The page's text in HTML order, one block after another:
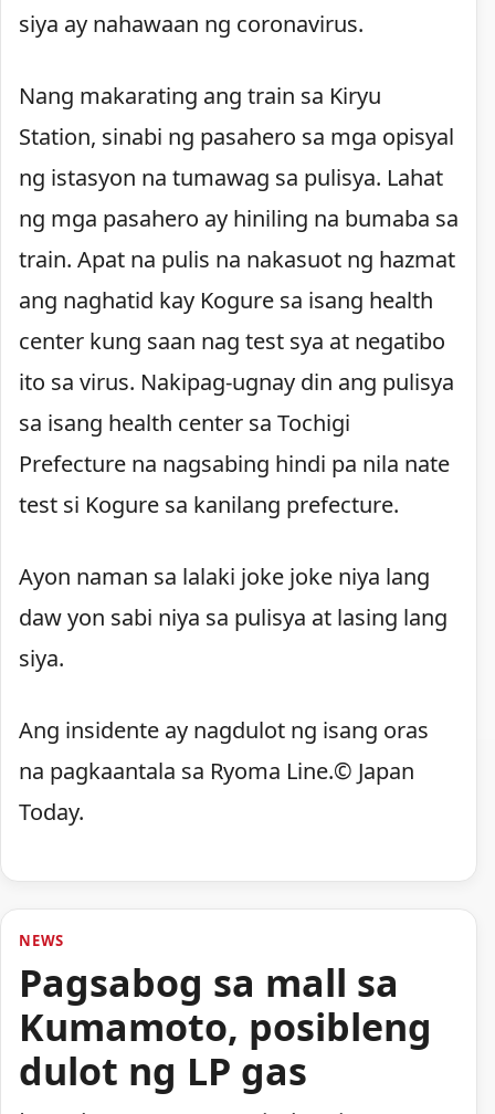
siya ay nahawaan ng coronavirus.
Nang makarating ang train sa Kiryu
Station, sinabi ng pasahero sa mga opisyal
ng istasyon na tumawag sa pulisya. Lahat
ng mga pasahero ay hiniling na bumaba sa
train. Apat na pulis na nakasuot ng hazmat
ang naghatid kay Kogure sa isang health
center kung saan nag test sya at negatibo
ito sa virus. Nakipag-ugnay din ang pulisya
sa isang health center sa Tochigi
Prefecture na nagsabing hindi pa nila nate
test si Kogure sa kanilang prefecture.
Ayon naman sa lalaki joke joke niya lang
daw yon sabi niya sa pulisya at lasing lang
siya.
Ang insidente ay nagdulot ng isang oras
na pagkaantala sa Ryoma Line.© Japan
Today.
NEWS
Pagsabog sa mall sa
Kumamoto, posibleng
dulot ng LP gas